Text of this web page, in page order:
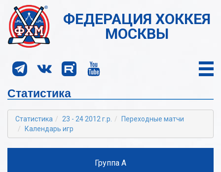
ФЕДЕРАЦИЯ ХОККЕЯ
МОСКВЫ
Статистика
Статистика 23 - 24 2012 г.р.
Переходные матчи
Календарь игр
Группа А